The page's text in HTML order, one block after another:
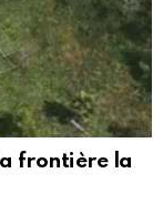
frontière la